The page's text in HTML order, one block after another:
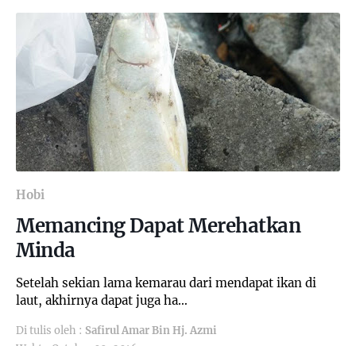
Hobi
Memancing Dapat Merehatkan
Minda
Setelah sekian lama kemarau dari mendapat ikan di
laut, akhirnya dapat juga ha…
Di tulis oleh : Safirul Amar Bin Hj. Azmi